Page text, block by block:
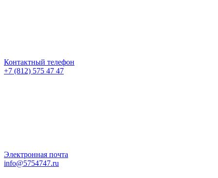
Контактный телефон
+7 (812) 575 47 47
Электронная почта
info@5754747.ru